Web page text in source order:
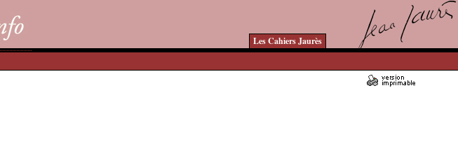
Les Cahiers Jaurès